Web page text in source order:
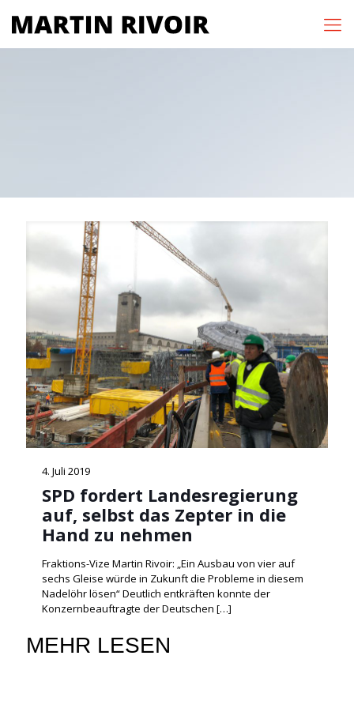
4. Juli 2019
SPD fordert Landesregierung
auf, selbst das Zepter in die
Hand zu nehmen
Fraktions-Vize Martin Rivoir: „Ein Ausbau von vier auf
sechs Gleise würde in Zukunft die Probleme in diesem
Nadelöhr lösen“ Deutlich entkräften konnte der
Konzernbeauftragte der Deutschen […]
MEHR LESEN